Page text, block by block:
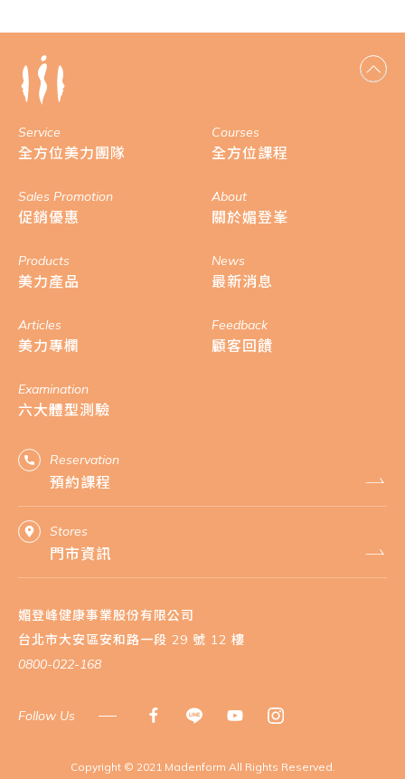
Service
全方位美力團隊
Courses
全方位課程
Sales Promotion
促銷優惠
About
關於媚登峯
Products
美力產品
News
最新消息
Articles
美力專欄
Feedback
顧客回饋
Examination
六大體型測驗
Reservation
預約課程
Stores
門市資訊
媚登峰健康事業股份有限公司
台北市大安區安和路一段 29 號 12 樓
0800-022-168
Follow Us
​Copyright © 2021 Madenform All Rights Reserved.